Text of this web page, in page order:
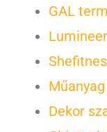
GAL
Dekor